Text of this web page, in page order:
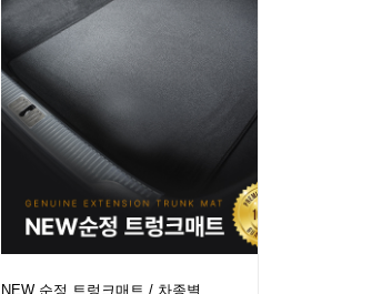
NEW 순정 트렁크매트 / 차종별